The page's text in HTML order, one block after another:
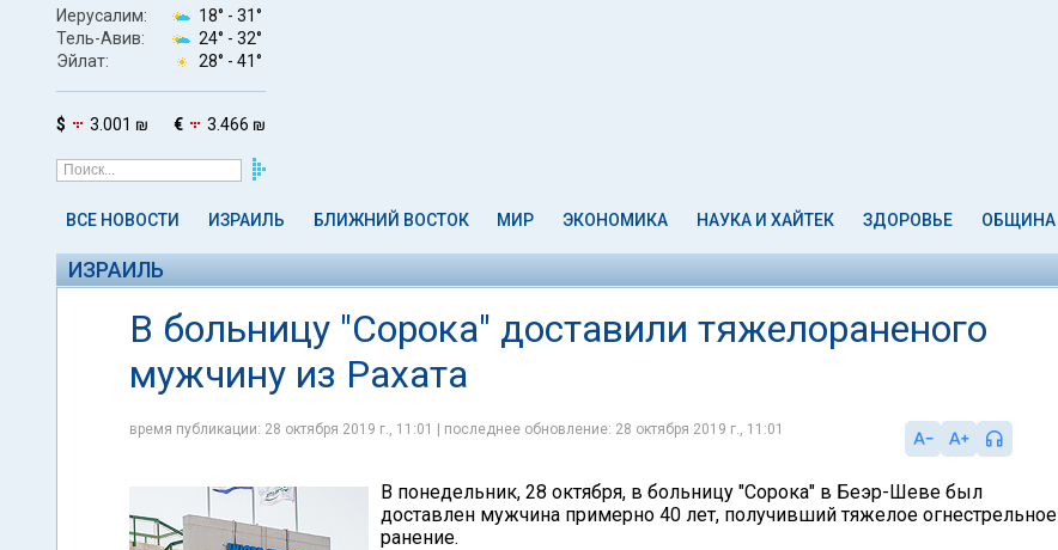
Иерусалим: 18° - 31°
Тель-Авив:
24° - 32°
Эйлат:
28° - 41°
$ 3.001 ₪ € 3.466 ₪
ВСЕ НОВОСТИ ИЗРАИЛЬ БЛИЖНИЙ ВОСТОК МИР ЭКОНОМИКА НАУКА И ХАЙТЕК ЗДОРОВЬЕ ОБЩИНА
ИЗРАИЛЬ
В больницу "Сорока" доставили тяжелораненого
мужчину из Рахата
время публикации: 28 октября 2019 г., 11:01 | последнее обновление: 28 октября 2019 г., 11:01
В понедельник, 28 октября, в больницу "Сорока" в Беэр-Шеве был
доставлен мужчина примерно 40 лет, получивший тяжелое огнестрельное
ранение.